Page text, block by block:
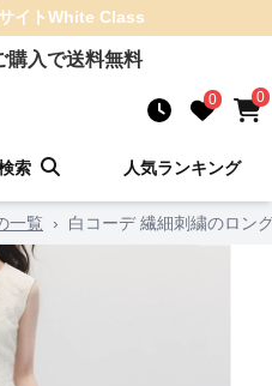
イトWhite Class
購入で送料無料
0 0
索 人気ランキング
一覧 › 白コーデ 繊細刺繍のロン